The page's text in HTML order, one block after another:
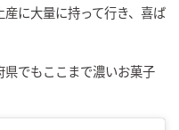
に大量に持って行き、喜ば
県でもここまで濃いお菓子